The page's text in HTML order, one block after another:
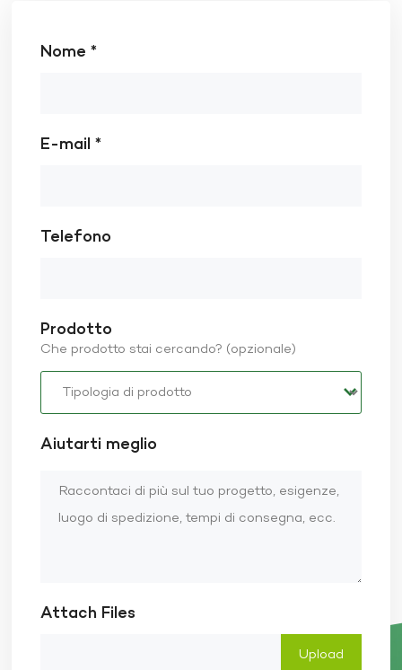
Nome *
E-mail *
Telefono
Prodotto
Che prodotto stai cercando? (opzionale)
Aiutarti meglio
Attach Files